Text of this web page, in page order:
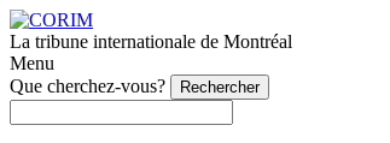
La tribune internationale de Montréal
Menu
Que cherchez-vous?